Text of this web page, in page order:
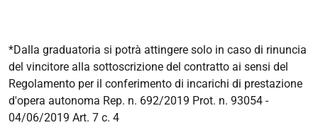
*Dalla graduatoria si potrà attingere solo in caso di rinuncia
del vincitore alla sottoscrizione del contratto ai sensi del
Regolamento per il conferimento di incarichi di prestazione
d'opera autonoma Rep. n. 692/2019 Prot. n. 93054 -
04/06/2019 Art. 7 c. 4